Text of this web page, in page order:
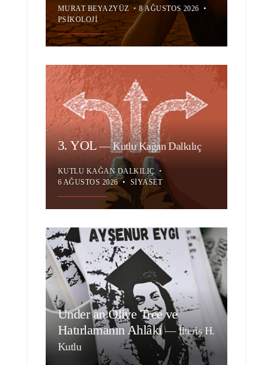
MURAT BEYAZYÜZ • 8 AĞUSTOS 2026 •
PSIKOLOJI
3. YOL—Kutlu Kağan Dalkılıç
KUTLU KAĞAN DALKILIÇ •
6 AĞUSTOS 2026 • SIYASET
Under an Olive Tree ve
Hatırlamanın Ahlâkı— İlteriş H.
Kutlu